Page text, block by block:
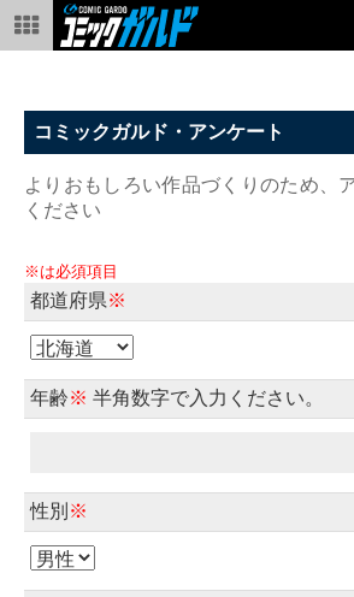
コミックガルド・アンケート
よりおもしろい作品づくりのため、
ください
※は必須項目
都道府県※
年齢※ 半角数字で入力ください。
性別 ※